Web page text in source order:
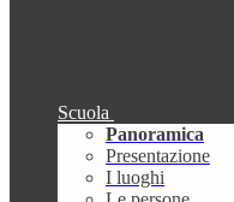
Scuola
Panoramica
Presentazione
I luoghi